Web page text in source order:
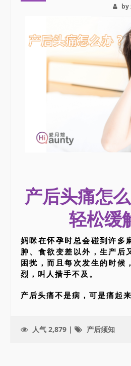
by
产后头痛怎
轻松缓
妈咪在怀孕时总会碰到许多
肿、食欲变差以外，生产后
困扰，而且每次发生的时候
烈，叫人措手不及。
产后头痛不是病，可是痛起
人气 2,879 | 产后须知